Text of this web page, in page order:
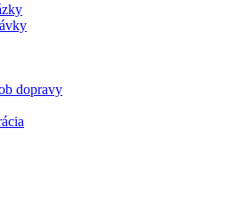
dopravy